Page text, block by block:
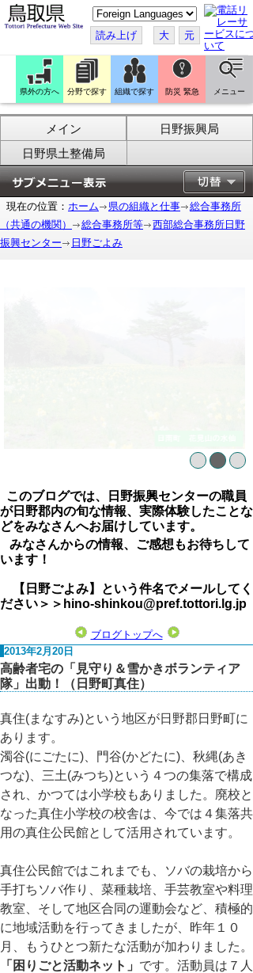
こ
の
ペ
ー
ジ
翻
訳
す
る
読み上げ 大 元
県外の方へ 分野で探す 組織で探す 防災 緊急 メニュー
メイン
日野振興局
日野県土整備局
現在の位置： ホーム 県の組織と仕事
総合事務所
（共通の機関）
総合事務所等
西部総合事務所日野
振興センター
日野ごよみ
このブログでは、日野振興センターの職員
が日野郡内の旬な情報、実際体験したことな
どをみなさんへお届けしています。
みなさんからの情報、ご感想もお待ちして
います！
【日野ごよみ】という件名でメールしてく
ださい＞＞hino-shinkou@pref.tottori.lg.jp
ブログトップへ
2013年2月20日
高齢者宅の「見守り＆雪かきボランティア
隊」出動！（日野町真住）
真住(まなすみ)という地区が日野郡日野町に
あります。
濁谷(にごたに)、門谷(かどたに)、秋縄(あき
つな)、三土(みつち)という４つの集落で構成
され、かつては小学校もありました。廃校と
なった真住小学校の校舎は、今では４集落共
用の真住公民館として活用されています。
真住公民館ではこれまでも、ソバの栽培から
手打ちソバ作り、菜種栽培、手芸教室や料理
教室、そして地区合同の運動会など、積極的
に地域活動を行ってきましたが、昨年１０
月、もうひとつ新たな活動が加わりました。
「困りごと活動ネット」 です。活動員は７人